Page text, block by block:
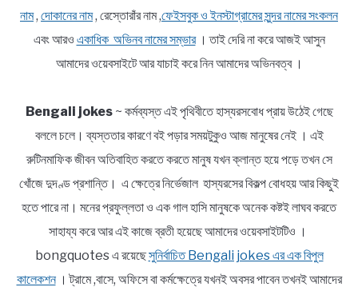
নাম, দোকানের নাম, রেস্তোরাঁর নাম ,ফেইসবুক ও ইনস্টাগ্রামের সুন্দর নামের সংকলন
এবং আরও একাধিক অভিনব নামের সম্ভার। তাই দেরি না করে আজই আসুন
আমাদের ওয়েবসাইটে আর যাচাই করে নিন আমাদের অভিনবত্ব ।
Bengali jokes~ কর্মব্যস্ত এই পৃথিবীতে হাস্যরসবোধ প্রায় উঠেই গেছে
বললে চলে। ব্যস্ততার কারণে বই পড়ার সময়টুকুও আজ মানুষের নেই । এই
রুটিনমাফিক জীবন অতিবাহিত করতে করতে মানুষ যখন ক্লান্ত হয়ে পড়ে তখন সে
খোঁজে দুদণ্ড প্রশান্তি। এ ক্ষেত্রে নির্ভেজাল হাস্যরসের বিকল্প বোধহয় আর কিছুই
হতে পারে না। মনের প্রফুল্লতা ও এক গাল হাসি মানুষকে অনেক কষ্টই লাঘব করতে
সাহায্য করে আর এই কাজে ব্রতী হয়েছে আমাদের ওয়েবসাইটটিও ।
bongquotes এ রয়েছেসুনির্বাচিত Bengali jokes এর এক বিপুল
কালেকশন। ট্রামে ,বাসে, অফিসে বা কর্মক্ষেত্রে যখনই অবসর পাবেন তখনই আমাদের